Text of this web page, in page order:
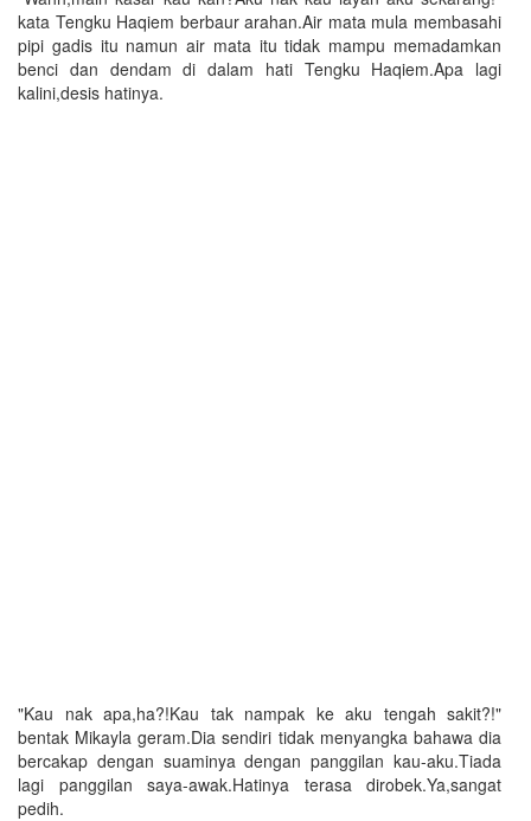
kata Tengku Haqiem berbaur arahan.Air mata mula membasahi
pipi gadis itu namun air mata itu tidak mampu memadamkan
benci dan dendam di dalam hati Tengku Haqiem.Apa lagi
kalini,desis hatinya.
"Kau nak apa,ha?!Kau tak nampak ke aku tengah sakit?!"
bentak Mikayla geram.Dia sendiri tidak menyangka bahawa dia
bercakap dengan suaminya dengan panggilan kau-aku.Tiada
lagi panggilan saya-awak.Hatinya terasa dirobek.Ya,sangat
pedih.